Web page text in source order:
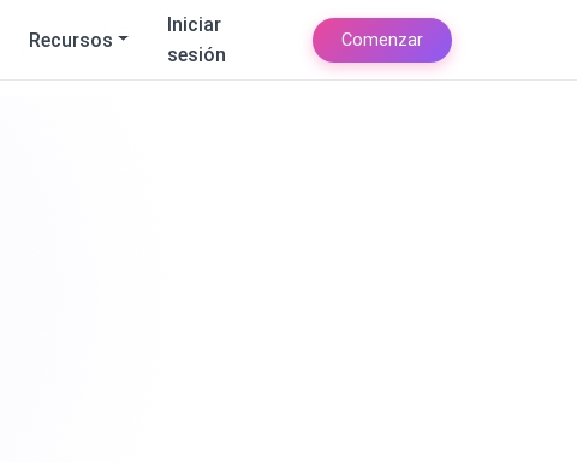
Recursos
Iniciar
sesión
Comenzar